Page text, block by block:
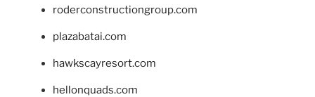
roderconstructiongroup.com
plazabatai.com
hawkscayresort.com
hellonquads.com